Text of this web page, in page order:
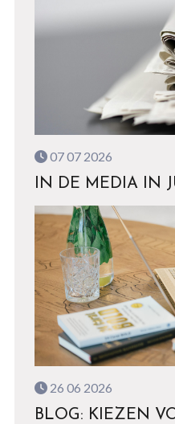
07 07 2026
IN DE MEDIA IN
26 06 2026
BLOG: KIEZEN